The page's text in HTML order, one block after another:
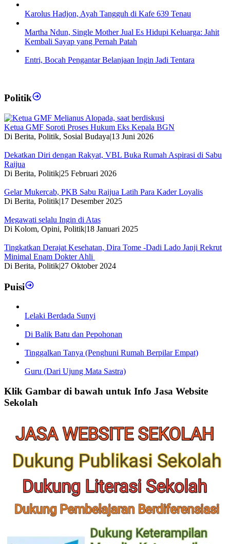
Karolus Hadjon, Ayah Tangguh di Kafe 639 Tenau
Martha Ndun, Single Mother Jual Es Hidupi Keluarga: Jahit
Kembali Sayap yang Pernah Patah
Entri, Bocah Pengantar Belanjaan Ingin Jadi Tentara
Politik
Ketua GMF Soroti Proses Hukum Eks Kepala BGN
Di Berita, Politik, Sosial Budaya|13 Juni 2026
Dekatkan Diri dengan Rakyat, VBL Buka Rumah Aspirasi di Sabu
Raijua
Di Berita, Politik|25 Februari 2026
Gelar Mukercab, PKB Sabu Raijua Latih Para Kader Loyalis
Di Berita, Politik|17 Desember 2025
Megawati selalu Ingin di Atas
Di Kolom, Opini, Politik|18 Januari 2025
Tingkatkan Derajat Kesehatan, Dira Tome -Dadi Lado Janji Rekrut
Minimal Enam Dokter Ahli
Di Berita, Politik|27 Oktober 2024
Puisi
Lelaki Berdada Sunyi
Di Balik Batu dan Pepohonan
Tinggalkan Tanya (Penghuni Rumah Berpilar Empat)
Guru (Dari Ujung Mata Sastra)
Klik Gambar di bawah untuk Info Jasa Website
Sekolah